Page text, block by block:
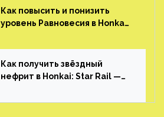
Skyrim и GTA: San Andreas
Как повысить и понизить
уровень Равновесия в Honkai:
Как получить звёздный
нефрит в Honkai: Star Rail —